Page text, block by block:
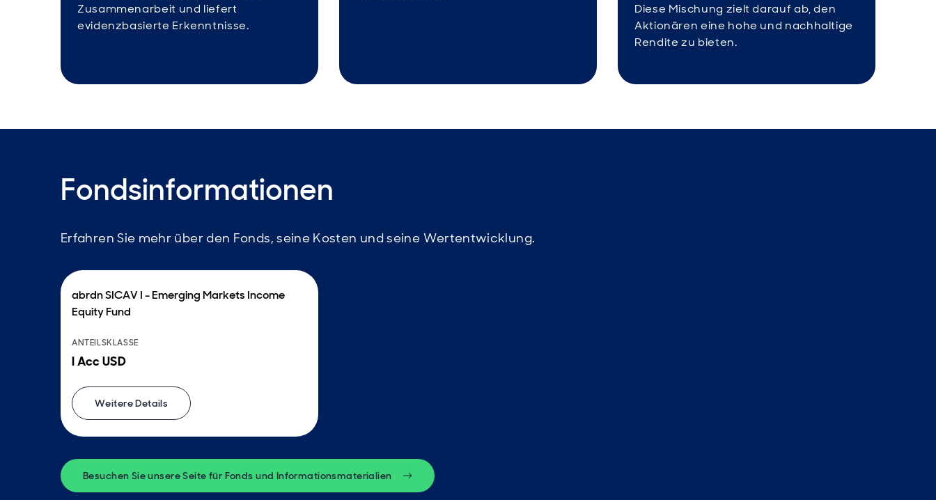
Zusammenarbeit und liefert
evidenzbasierte Erkenntnisse.
Diese Mischung zielt darauf ab, den
Aktionären eine hohe und nachhaltige
Rendite zu bieten.
Fondsinformationen
Erfahren Sie mehr über den Fonds, seine Kosten und seine Wertentwicklung.
abrdn SICAV I - Emerging Markets Income
Equity Fund
ANTEILSKLASSE
I Acc USD
Weitere Details
Besuchen Sie unsere Seite für Fonds und Informationsmaterialien